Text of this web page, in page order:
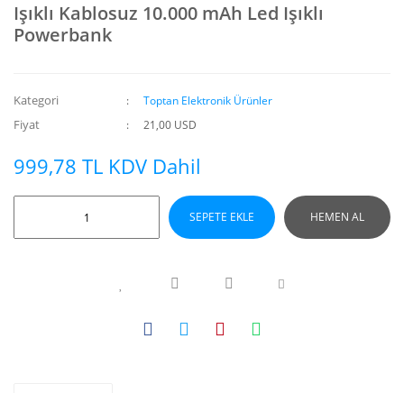
Işıklı Kablosuz 10.000 mAh Led Işıklı
Powerbank
Kategori Toptan Elektronik Ürünler
Fiyat 21,00 USD
999,78 TL KDV Dahil
SEPETE EKLE HEMEN AL